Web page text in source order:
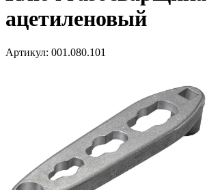
ацетиленовый
Артикул: 001.080.101